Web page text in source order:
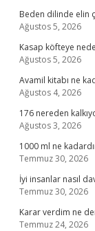
Beden dilinde elin
Ağustos 5, 2026
Kasap köfteye
Ağustos 5, 2026
Avamil kitabı ne
Ağustos 4, 2026
176 nereden
Ağustos 3, 2026
1000 ml ne
Temmuz 30, 2026
İyi insanlar nasıl
Temmuz 30, 2026
Karar verdim ne
Temmuz 24, 2026